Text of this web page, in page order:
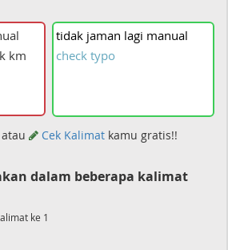
tidak jaman lagi manual
check typo
atau Cek Kalimat kamu gratis!!
dalam beberapa kalimat
ke 1